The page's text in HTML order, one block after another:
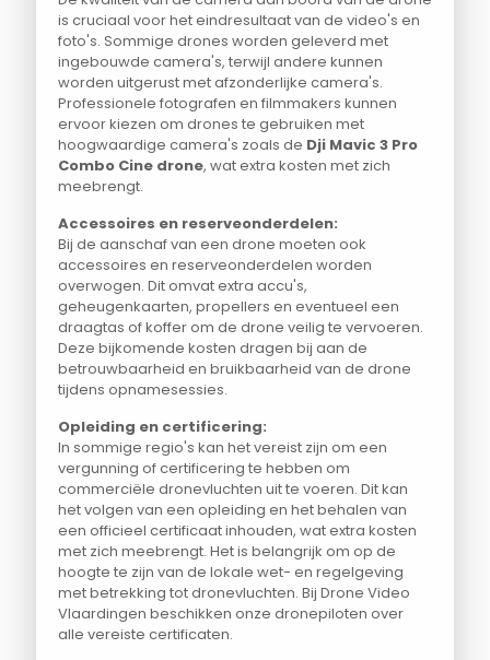
is cruciaal voor het eindresultaat van de video's en
foto's. Sommige drones worden geleverd met
ingebouwde camera's, terwijl andere kunnen
worden uitgerust met afzonderlijke camera's.
Professionele fotografen en filmmakers kunnen
ervoor kiezen om drones te gebruiken met
hoogwaardige camera's zoals de Dji Mavic 3 Pro
Combo Cine drone, wat extra kosten met zich
meebrengt.
Accessoires en reserveonderdelen:
Bij de aanschaf van een drone moeten ook
accessoires en reserveonderdelen worden
overwogen. Dit omvat extra accu's,
geheugenkaarten, propellers en eventueel een
draagtas of koffer om de drone veilig te vervoeren.
Deze bijkomende kosten dragen bij aan de
betrouwbaarheid en bruikbaarheid van de drone
tijdens opnamesessies.
Opleiding en certificering:
In sommige regio's kan het vereist zijn om een
vergunning of certificering te hebben om
commerciële dronevluchten uit te voeren. Dit kan
het volgen van een opleiding en het behalen van
een officieel certificaat inhouden, wat extra kosten
met zich meebrengt. Het is belangrijk om op de
hoogte te zijn van de lokale wet- en regelgeving
met betrekking tot dronevluchten. Bij Drone Video
Vlaardingen beschikken onze dronepiloten over
alle vereiste certificaten.